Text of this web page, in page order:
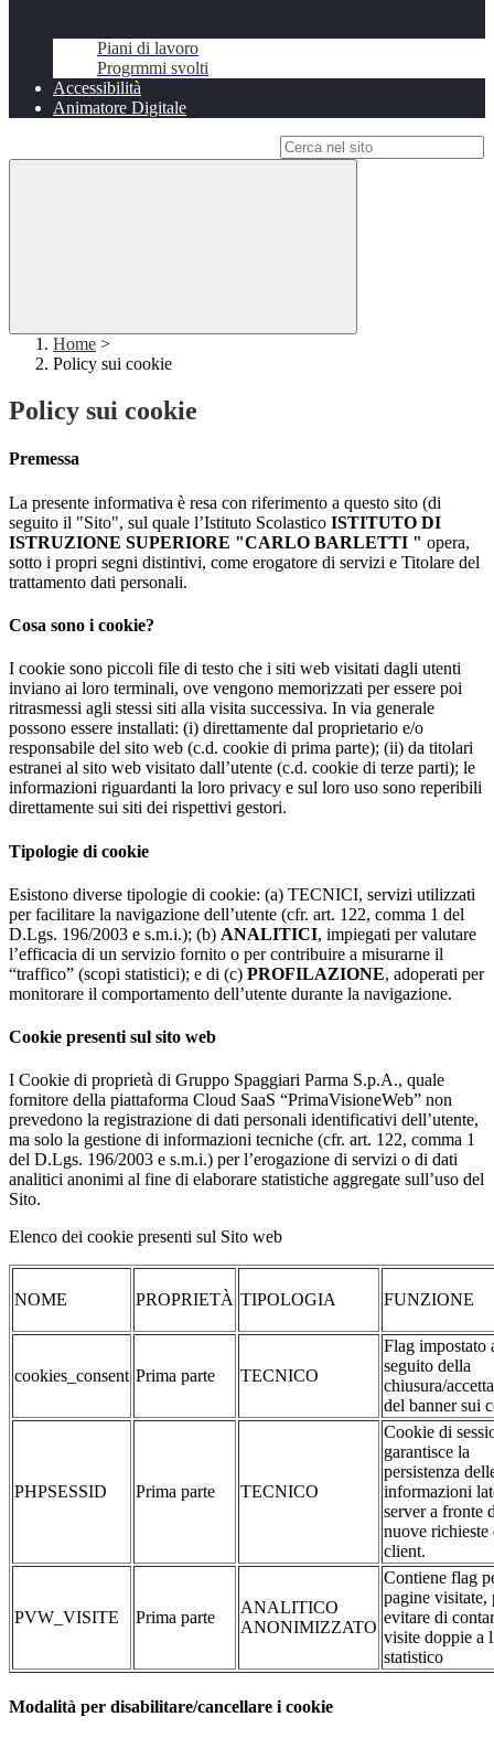
Piani di lavoro
Progrmmi svolti
Accessibilità
Animatore Digitale
Home >
Policy sui cookie
Policy sui cookie
Premessa
La presente informativa è resa con riferimento a questo sito (di
seguito il "Sito", sul quale l’Istituto Scolastico ISTITUTO DI
ISTRUZIONE SUPERIORE "CARLO BARLETTI " opera,
sotto i propri segni distintivi, come erogatore di servizi e Titolare del
trattamento dati personali.
Cosa sono i cookie?
I cookie sono piccoli file di testo che i siti web visitati dagli utenti
inviano ai loro terminali, ove vengono memorizzati per essere poi
ritrasmessi agli stessi siti alla visita successiva. In via generale
possono essere installati: (i) direttamente dal proprietario e/o
responsabile del sito web (c.d. cookie di prima parte); (ii) da titolari
estranei al sito web visitato dall’utente (c.d. cookie di terze parti); le
informazioni riguardanti la loro privacy e sul loro uso sono reperibili
direttamente sui siti dei rispettivi gestori.
Tipologie di cookie
Esistono diverse tipologie di cookie: (a) TECNICI, servizi utilizzati
per facilitare la navigazione dell’utente (cfr. art. 122, comma 1 del
D.Lgs. 196/2003 e s.m.i.); (b) ANALITICI, impiegati per valutare
l’efficacia di un servizio fornito o per contribuire a misurarne il
“traffico” (scopi statistici); e di (c) PROFILAZIONE, adoperati per
monitorare il comportamento dell’utente durante la navigazione.
Cookie presenti sul sito web
I Cookie di proprietà di Gruppo Spaggiari Parma S.p.A., quale
fornitore della piattaforma Cloud SaaS “PrimaVisioneWeb” non
prevedono la registrazione di dati personali identificativi dell’utente,
ma solo la gestione di informazioni tecniche (cfr. art. 122, comma 1
del D.Lgs. 196/2003 e s.m.i.) per l’erogazione di servizi o di dati
analitici anonimi al fine di elaborare statistiche aggregate sull’uso del
Sito.
Elenco dei cookie presenti sul Sito web
NOME PROPRIETÀ TIPOLOGIA FUNZIONE
cookies_consent Prima parte TECNICO
Flag impostato
seguito della
chiusura/
del banner sui
PHPSESSID Prima parte TECNICO
Cookie di
garantisce la
persistenza
informazioni
server a fronte
nuove richieste
client.
PVW_VISITE Prima parte
ANALITICO
ANONIMIZZATO
Contiene flag
pagine visitate,
evitare di
visite doppie a
statistico
Modalità per disabilitare/cancellare i cookie